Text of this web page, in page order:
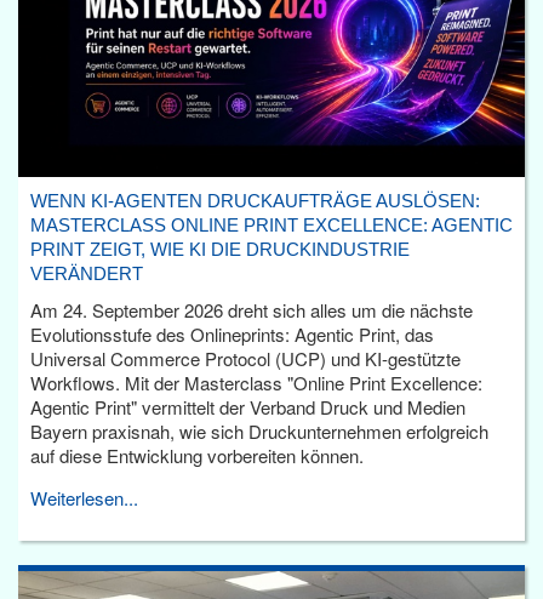
WENN KI-AGENTEN DRUCKAUFTRÄGE AUSLÖSEN:
MASTERCLASS ONLINE PRINT EXCELLENCE: AGENTIC
PRINT ZEIGT, WIE KI DIE DRUCKINDUSTRIE
VERÄNDERT
Am 24. September 2026 dreht sich alles um die nächste
Evolutionsstufe des Onlineprints: Agentic Print, das
Universal Commerce Protocol (UCP) und KI-gestützte
Workflows. Mit der Masterclass "Online Print Excellence:
Agentic Print" vermittelt der Verband Druck und Medien
Bayern praxisnah, wie sich Druckunternehmen erfolgreich
auf diese Entwicklung vorbereiten können.
Weiterlesen...